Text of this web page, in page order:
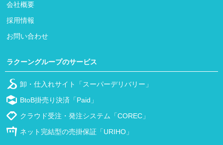
会社概要
採用情報
お問い合わせ
ラクーングループのサービス
卸・仕入れサイト「スーパーデリバリー」
BtoB掛売り決済「Paid」
クラウド受注・発注システム「COREC」
ネット完結型の売掛保証「URIHO」